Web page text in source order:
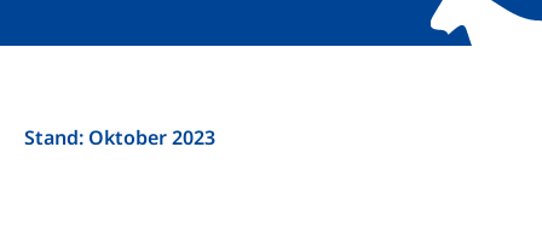
Steuerberatung
Stand: Oktober 2023